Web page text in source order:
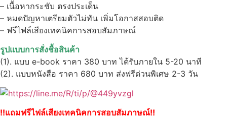
– เนื้อหากระชับ ตรงประเด็น
– หมดปัญหาเตรียมตัวไม่ทัน เพิ่มโอกาสสอบติด
– ฟรีไฟล์เสียงเทคนิคการสอบสัมภาษณ์
รูปแบบการสั่งชื้อสินค้า
(1). แบบ e-book ราคา 380 บาท ได้รับภายใน 5-20 นาที
(2). แบบหนังสือ ราคา 680 บาท ส่งฟรีด่วนพิเศษ 2-3 วัน
!!แถมฟรีไฟล์เสียงเทคนิคการสอบสัมภาษณ์!!